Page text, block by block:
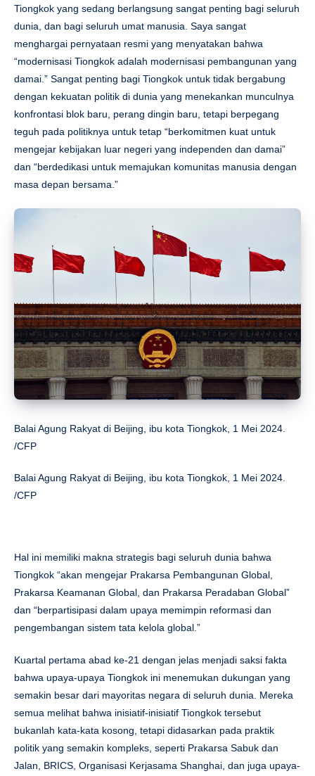
Tiongkok yang sedang berlangsung sangat penting bagi seluruh
dunia, dan bagi seluruh umat manusia. Saya sangat
menghargai pernyataan resmi yang menyatakan bahwa
“modernisasi Tiongkok adalah modernisasi pembangunan yang
damai.” Sangat penting bagi Tiongkok untuk tidak bergabung
dengan kekuatan politik di dunia yang menekankan munculnya
konfrontasi blok baru, perang dingin baru, tetapi berpegang
teguh pada politiknya untuk tetap “berkomitmen kuat untuk
mengejar kebijakan luar negeri yang independen dan damai”
dan “berdedikasi untuk memajukan komunitas manusia dengan
masa depan bersama.”
Balai Agung Rakyat di Beijing, ibu kota Tiongkok, 1 Mei 2024.
/CFP
Balai Agung Rakyat di Beijing, ibu kota Tiongkok, 1 Mei 2024.
/CFP
Hal ini memiliki makna strategis bagi seluruh dunia bahwa
Tiongkok “akan mengejar Prakarsa Pembangunan Global,
Prakarsa Keamanan Global, dan Prakarsa Peradaban Global”
dan “berpartisipasi dalam upaya memimpin reformasi dan
pengembangan sistem tata kelola global.”
Kuartal pertama abad ke-21 dengan jelas menjadi saksi fakta
bahwa upaya-upaya Tiongkok ini menemukan dukungan yang
semakin besar dari mayoritas negara di seluruh dunia. Mereka
semua melihat bahwa inisiatif-inisiatif Tiongkok tersebut
bukanlah kata-kata kosong, tetapi didasarkan pada praktik
politik yang semakin kompleks, seperti Prakarsa Sabuk dan
Jalan, BRICS, Organisasi Kerjasama Shanghai, dan juga upaya-